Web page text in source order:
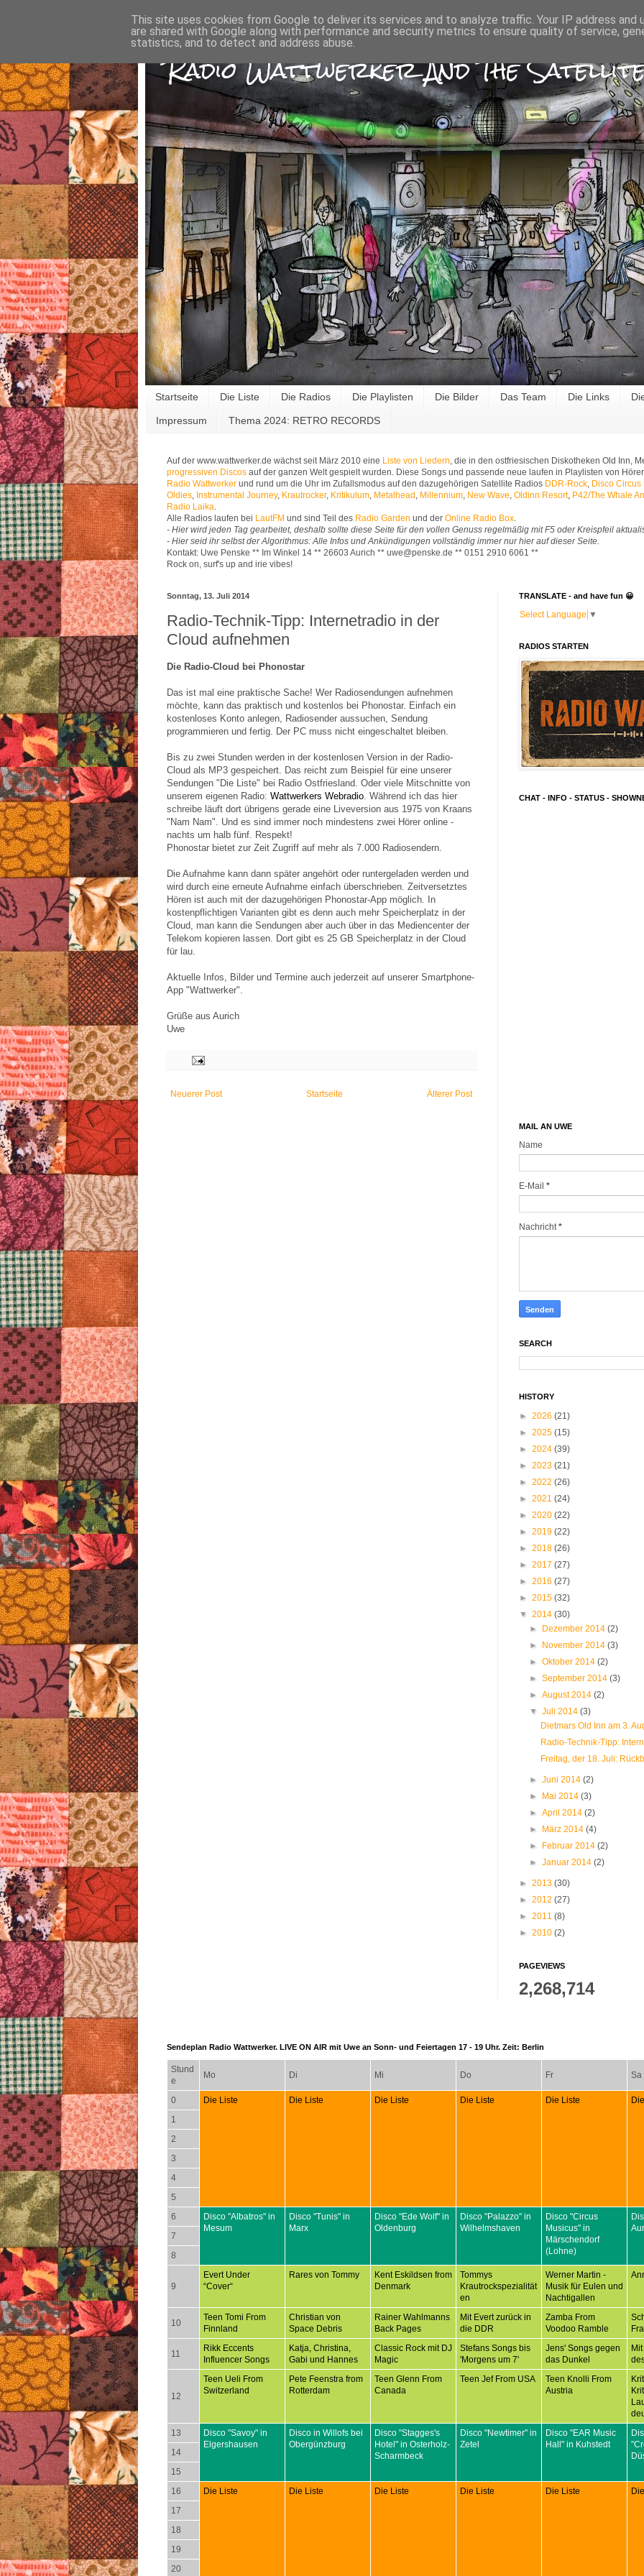
Radio Wattwerker And The
Startseite Die Liste Die Radios Die Playlisten Die Bilder Das Team Die Links
Impressum Thema 2024: RETRO RECORDS
Auf der www.wattwerker.de wächst seit März 2010 eine Liste von Liedern , die in den ostfriesischen Diskotheken Old Inn,
progressiven Discos auf der ganzen Welt gespielt wurden. Diese Songs und passende neue laufen in Playlisten von
Radio Wattwerker und rund um die Uhr im Zufallsmodus auf den dazugehörigen Satellite Radios DDR-Rock Disco Circus
Oldies Instrumental Journey, Krautrocker, Kritikulum Metalhead Millennium New Wave Oldinn Resort, P42/The Whale
Radio Laika
Alle Radios laufen bei LautFM und sind Teil des Radio Garden und der Online Radio Box
- Hier wird jeden Tag gearbeitet, deshalb sollte diese Seite für den vollen Genuss regelmäßig mit F5 oder Kreispfeil
- Hier seid ihr selbst der Algorithmus: Alle Infos und Ankündigungen vollständig immer nur hier auf dieser Seite.
Kontakt: Uwe Penske ** Im Winkel 14 ** 26603 Aurich ** uwe@penske.de ** 0151 2910 6061 **
Rock on, surf's up and irie vibes!
Sonntag, 13. Juli 2014
Radio-Technik-Tipp: Internetradio in der
Cloud aufnehmen
Die Radio-Cloud bei Phonostar
Das ist mal eine praktische Sache! Wer Radiosendungen aufnehmen
möchte, kann das praktisch und kostenlos bei Phonostar. Einfach ein
kostenloses Konto anlegen, Radiosender aussuchen, Sendung
programmieren und fertig. Der PC muss nicht eingeschaltet bleiben.
Bis zu zwei Stunden werden in der kostenlosen Version in der Radio-
Cloud als MP3 gespeichert. Das reicht zum Beispiel für eine unserer
Sendungen "Die Liste" bei Radio Ostfriesland. Oder viele Mitschnitte von
unserem eigenen Radio: Wattwerkers Webradio. Während ich das hier
schreibe läuft dort übrigens gerade eine Liveversion aus 1975 von Kraans
"Nam Nam". Und es sind immer noch mindestens zwei Hörer online -
nachts um halb fünf. Respekt!
Phonostar bietet zur Zeit Zugriff auf mehr als 7.000 Radiosendern.
Die Aufnahme kann dann später angehört oder runtergeladen werden und
wird durch eine erneute Aufnahme einfach überschrieben. Zeitversetztes
Hören ist auch mit der dazugehörigen Phonostar-App möglich. In
kostenpflichtigen Varianten gibt es denn auch mehr Speicherplatz in der
Cloud, man kann die Sendungen aber auch über in das Mediencenter der
Telekom kopieren lassen. Dort gibt es 25 GB Speicherplatz in der Cloud
für lau.
Aktuelle Infos, Bilder und Termine auch jederzeit auf unserer Smartphone-
App "Wattwerker".
Grüße aus Aurich
Uwe
Neuerer Post Älterer Post
Startseite
TRANSLATE - and have fun 😀
Select Language ▼
RADIOS STARTEN
CHAT - INFO - STATUS -
MAIL AN UWE
Name
E-Mail *
Nachricht*
SEARCH
HISTORY
► 2026 (21)
► 2025 (15)
► 2024 (39)
► 2023 (21)
► 2022 (26)
► 2021 (24)
► 2020 (22)
► 2019 (22)
► 2018 (26)
► 2017 (27)
► 2016 (27)
► 2015 (32)
▼ 2014 (30)
►
Dezember 2014(2)
►
November 2014(3)
►Oktober 2014(2)
►September 2014(3)
►August 2014(2)
▼Juli 2014(3)
Dietmars Old Inn am 3.
Radio-Technik-Tipp:
Freitag, der 18. Juli:
►Juni 2014(2)
►
Mai 2014(3)
►April 2014(2)
►
März 2014(4)
►
Februar 2014(2)
►Januar 2014(2)
► 2013 (30)
► 2012 (27)
► 2011 (8)
► 2010 (2)
PAGEVIEWS
2,268,714
Sendeplan Radio Wattwerker. LIVE ON AIR mit Uwe an Sonn- und Feiertagen 17 - 19 Uhr. Zeit: Berlin
Stund
e
Mo Di Mi Do Fr Sa
0 Die Liste Die Liste Die Liste Die Liste Die Liste
1
2
3
4
5
6
Disco "Albatros" in
Mesum
Disco "Tunis" in
Marx
Disco "Ede Wolf" in
Oldenburg
Disco "Palazzo" in
Wilhelmshaven
Disco "Circus
Musicus" in
Märschendorf
(Lohne)
7
8
9
Evert Under
“Cover“
Rares von Tommy
Kent Eskildsen from
Denmark
Tommys
Krautrockspezialität
en
Werner Martin -
Musik für Eulen und
Nachtigallen
10
Teen Tomi From
Finnland
Christian von
Space Debris
Rainer Wahlmanns
Back Pages
Mit Evert zurück in
die DDR
Zamba From
Voodoo Ramble
11
Rikk Eccents
Influencer Songs
Katja, Christina,
Gabi und Hannes
Classic Rock mit DJ
Magic
Stefans Songs bis
'Morgens um 7'
Jens' Songs gegen
das Dunkel
12
Teen Ueli From
Switzerland
Pete Feenstra from
Rotterdam
Teen Glenn From
Canada
Teen Jef From USA
Teen Knolli From
Austria
13
Disco "Savoy" in
Elgershausen
Disco in Willofs bei
Obergünzburg
Disco "Stagges's
Hotel" in Osterholz-
Scharmbeck
Disco "Newtimer" in
Zetel
Disco "EAR Music
Hall" in Kuhstedt
14
15
16
Die Liste Die Liste Die Liste Die Liste Die Liste
17
18
19
20
This site uses cookies from Google to deliver its services and to analyze traffic. Your IP address and
are shared with Google along with performance and security metrics to ensure quality of service,
statistics, and to detect and address abuse.